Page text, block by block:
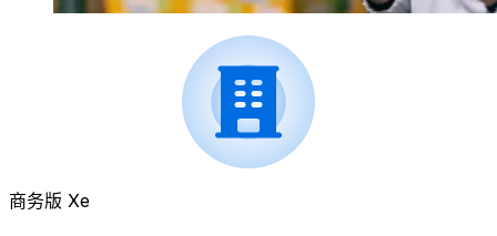
商务版 Xe